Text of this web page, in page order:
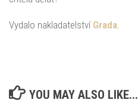
Vydalo nakladatelství Grada.
YOU MAY ALSO LIKE...